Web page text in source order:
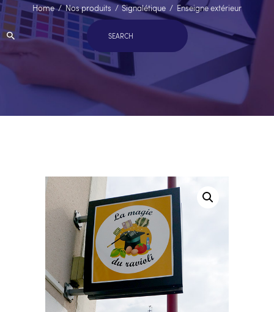
Home Nos produits Signalétique Enseigne extérieur